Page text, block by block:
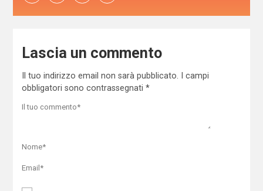
Lascia un commento
Il tuo indirizzo email non sarà pubblicato.
I campi
obbligatori sono contrassegnati *